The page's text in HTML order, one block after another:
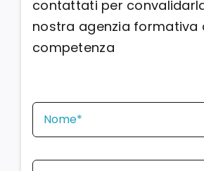
contattati per
nostra agenzia formativa
competenza